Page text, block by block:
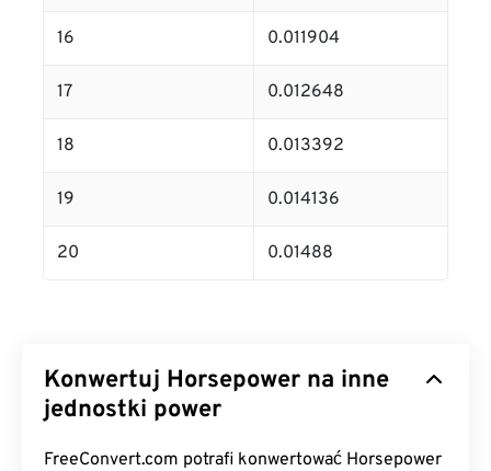
16 0.011904
17 0.012648
18 0.013392
19 0.014136
20 0.01488
Konwertuj Horsepower na inne
jednostki power
FreeConvert.com potrafi konwertować Horsepower